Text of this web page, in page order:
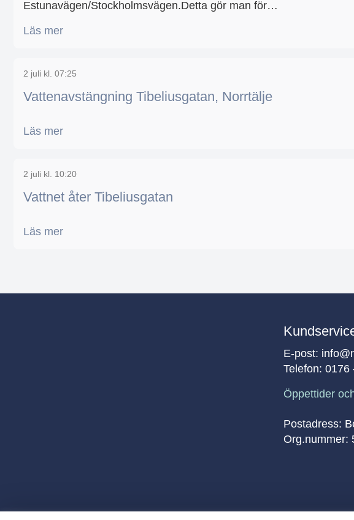
Estunavägen/Stockholmsvägen.Detta gör man för…
Läs mer
2 juli kl. 07:25
Vattenavstängning Tibeliusgatan, Norrtälje
Läs mer
2 juli kl. 10:20
Vattnet åter Tibeliusgatan
Läs mer
E-post:
Telefon: 0176
Öppettider
Postadress:
Org.nummer: